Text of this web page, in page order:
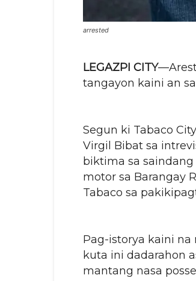
arrested
LEGAZPI CITY
tangayon kaini an
Segun ki Tabaco
Virgil Bibat sa
biktima sa
motor sa Barangay
Tabaco sa
Pag-istorya kaini
kuta ini dadarahon
mantang nasa